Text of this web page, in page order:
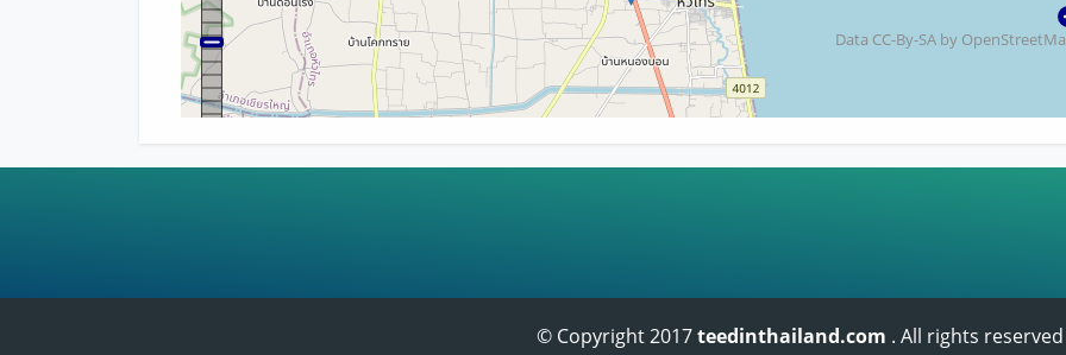
Data CC-By-SA by
© Copyright 2017teedinthailand.com . All rights reserved